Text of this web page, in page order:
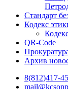
Стандарт
Кодекс
QR-Code
Архив
8(812)417-